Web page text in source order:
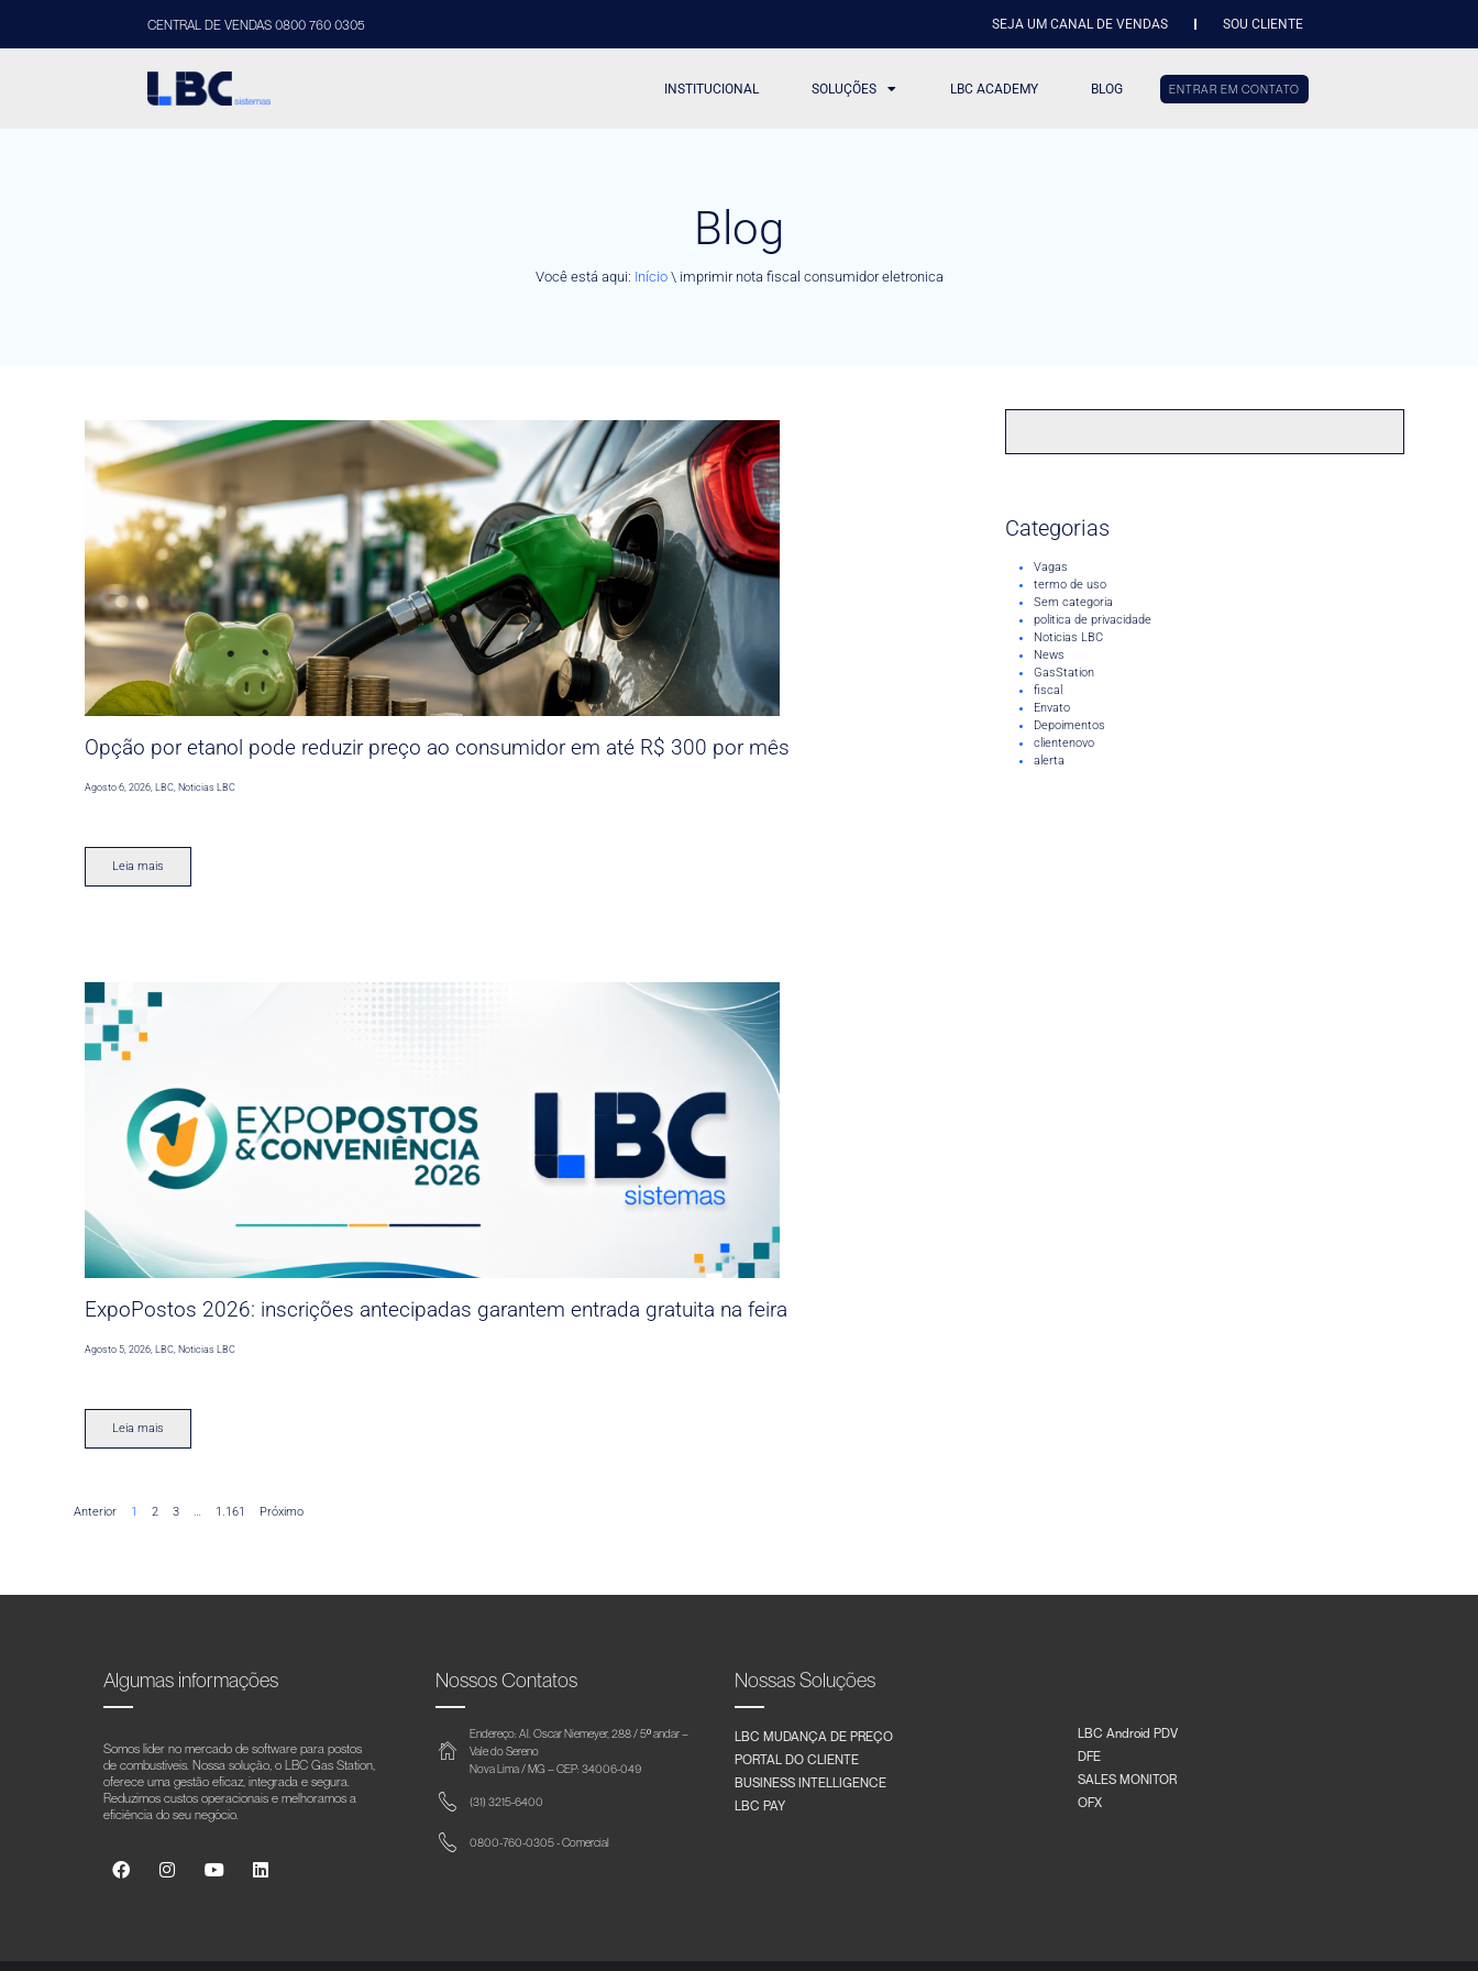
CENTRAL DE VENDAS 0800 760 0305 SEJA UM CANAL DE VENDAS SOU CLIENTE
INSTITUCIONAL SOLUÇÕES LBC ACADEMY BLOG ENTRAR EM CONTATO
Blog
Você está aqui: Início\ imprimir nota fiscal consumidor eletronica
Opção por etanol pode reduzir preço ao consumidor em até R$ 300 por mês
Agosto 6, 2026,LBC,Noticias LBC
Leia mais
ExpoPostos 2026: inscrições antecipadas garantem entrada gratuita na feira
Agosto 5, 2026 ,LBC Noticias LBC
Leia mais
Anterior 1 2 3 … 1.161 Próximo
Categorias
Vagas
termo de uso
Sem categoria
politica de privacidade
Noticias LBC
News
GasStation
fiscal
Envato
Depoimentos
clientenovo
alerta
Algumas informações
Somos líder no mercado de software para postos
de combustíveis. Nossa solução, o LBC Gas Station,
oferece uma gestão eficaz, integrada e segura.
Reduzimos custos operacionais e melhoramos a
eficiência do seu negócio.
Nossos Contatos
Endereço: Al. Oscar Niemeyer, 288 / 5º andar –
Vale do Sereno
Nova Lima / MG – CEP: 34006-049
(31) 3215-6400
0800-760-0305 - Comercial
Nossas Soluções
LBC MUDANÇA DE PREÇO
PORTAL DO CLIENTE
BUSINESS INTELLIGENCE
LBC PAY
LBC Android PDV
DFE
SALES MONITOR
OFX